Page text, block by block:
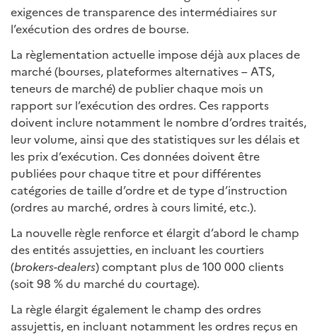
exigences de transparence des intermédiaires sur
l’exécution des ordres de bourse.
La règlementation actuelle impose déjà aux places de
marché (bourses, plateformes alternatives – ATS,
teneurs de marché) de publier chaque mois un
rapport sur l’exécution des ordres. Ces rapports
doivent inclure notamment le nombre d’ordres traités,
leur volume, ainsi que des statistiques sur les délais et
les prix d’exécution. Ces données doivent être
publiées pour chaque titre et pour différentes
catégories de taille d’ordre et de type d’instruction
(ordres au marché, ordres à cours limité, etc.).
La nouvelle règle renforce et élargit d’abord le champ
des entités assujetties, en incluant les courtiers
(brokers-dealers) comptant plus de 100 000 clients
(soit 98 % du marché du courtage).
La règle élargit également le champ des ordres
assujettis, en incluant notamment les ordres reçus en